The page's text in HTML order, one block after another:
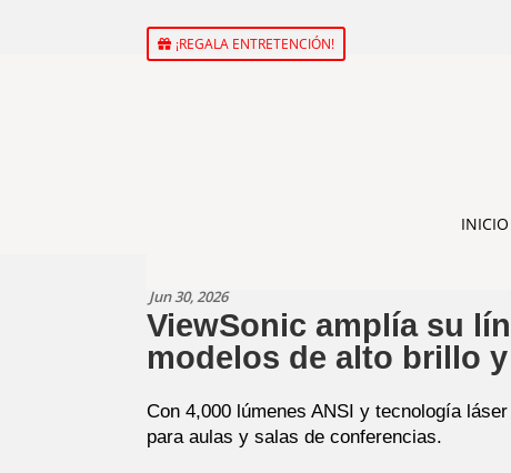
¡REGALA ENTRETENCIÓN!
INICIO
Jun 30, 2026
ViewSonic amplía su
modelos de alto brillo
Con 4,000 lúmenes ANSI y tecnología
para aulas y salas de conferencias.